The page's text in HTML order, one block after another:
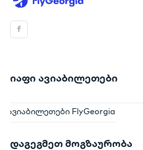
იაფი ავიაბილეთები
ავიაბილეთები FlyGeorgia
დაგეგმეთ მოგზაურობა